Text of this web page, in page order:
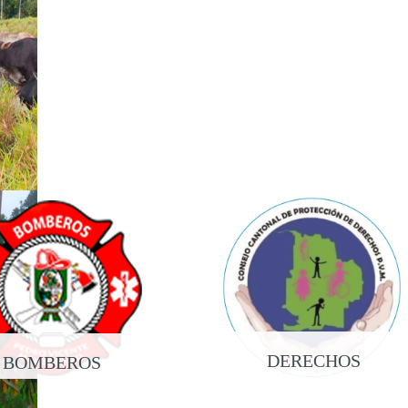
2017
BOMBEROS DERECHOS